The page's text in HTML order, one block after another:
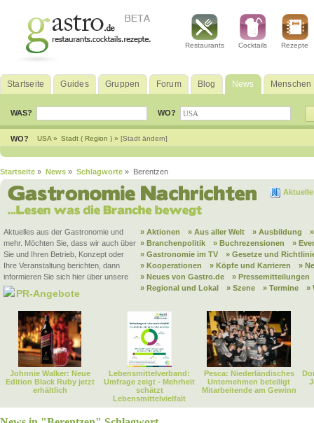
Restaurants Cocktails Rezepte
Startseite Guides Gruppen Forum Blog News Menschen
WAS? WO?
WO? USA » Stadt ( Region ) » [Stadt ändern]
Startseite » News » Schlagworte » Berentzen
Aktuelles aus der Gastronomie und
mehr. Möchten Sie, dass wir auch über
Sie und Ihren Betrieb, Konzept oder
Ihre Veranstaltung berichten, dann
informieren Sie sich hier über unsere
PR-Angebote
» Aktionen » Aus aller Welt » Ausbildung
» Branchenpolitik
» Buchrezensionen
»
» Gastronomie im TV
» Gesetze und
» Kooperationen
» Köpfe und Karrieren
»
» Neues von Gastro.de
» Pressemitteilungen
» Regional und Lokal
» Szene » Termine »
Johnnie Walker: Neue
Edition Black Ruby jetzt
erhältlich
Lebensmittelverband:
Umfrage zeigt - Mehrheit
schätzt
Lebensmittelvielfalt
Pesca: Niederländisches
Unternehmen beteiligt
Mitarbeitende am Gewinn